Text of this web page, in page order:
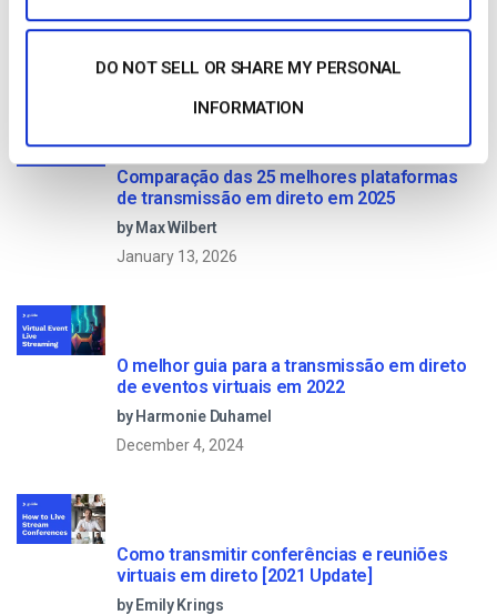
DO NOT SELL OR SHARE MY PERSONAL
INFORMATION
Read Next
Comparação das 25 melhores plataformas
de transmissão em direto em 2025
by Max Wilbert
January 13, 2026
O melhor guia para a transmissão em direto
de eventos virtuais em 2022
by Harmonie Duhamel
December 4, 2024
Como transmitir conferências e reuniões
virtuais em direto [2021 Update]
by Emily Krings